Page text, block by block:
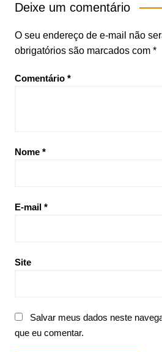
Deixe um comentário
O seu endereço de e-mail não
obrigatórios são marcados com *
Comentário *
Nome *
E-mail *
Site
Salvar meus dados neste
que eu comentar.